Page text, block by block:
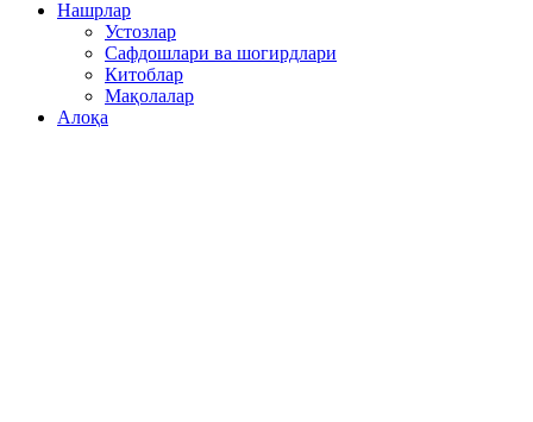
Нашрлар
Устозлар
Сафдошлари ва шогирдлари
Китоблар
Мақолалар
Алоқа